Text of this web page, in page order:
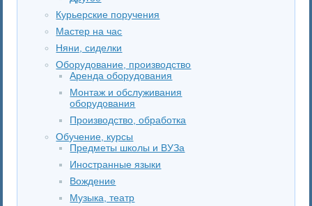
Курьерские поручения
Мастер на час
Няни, сиделки
Оборудование, производство
Аренда оборудования
Монтаж и обслуживания
оборудования
Производство, обработка
Обучение, курсы
Предметы школы и ВУЗа
Иностранные языки
Вождение
Музыка, театр